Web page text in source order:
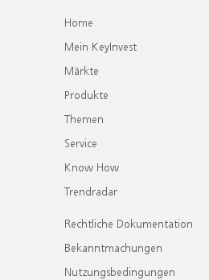
Home
Mein KeyInvest
Märkte
Produkte
Themen
Service
Know How
Trendradar
Rechtliche Dokumentation
Bekanntmachungen
Nutzungsbedingungen